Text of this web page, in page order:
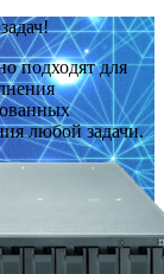
подходят для
любой задачи.